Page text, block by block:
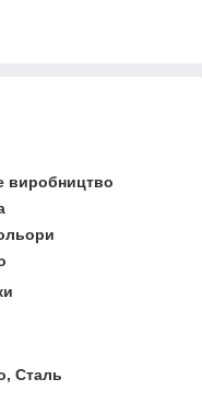
виробництво
Сталь